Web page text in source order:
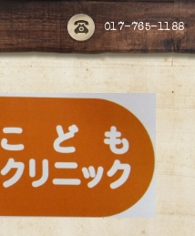
017-765-1188